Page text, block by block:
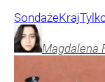
SondażeKraj
Magdalena